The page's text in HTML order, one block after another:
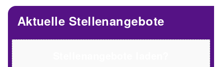
Aktuelle Stellenangebote